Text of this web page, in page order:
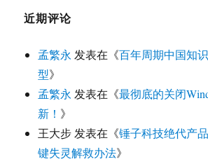
近期评论
孟繁永 发表在《百年周期中国知
型》
孟繁永 发表在《最彻底的关闭
新！ 》
王大步 发表在《锤子科技绝代产
键失灵解救办法》